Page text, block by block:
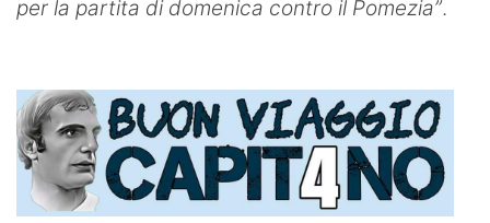
per la partita di domenica contro il Pomezia”.